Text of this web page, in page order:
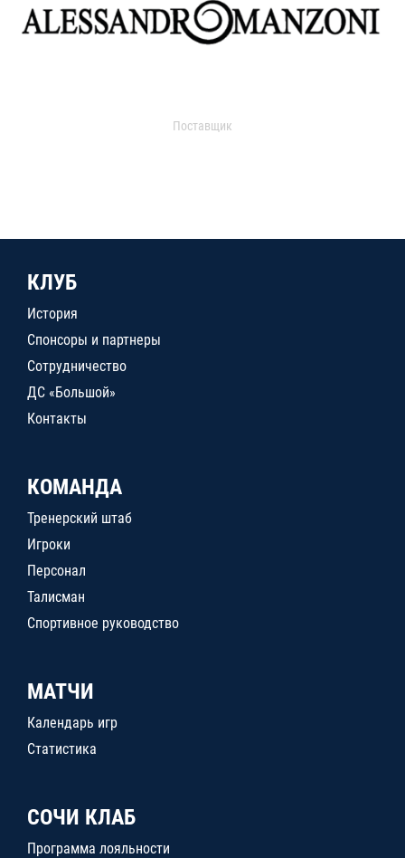
Поставщик
КЛУБ
История
Спонсоры и партнеры
Сотрудничество
ДС «Большой»
Контакты
КОМАНДА
Тренерский штаб
Игроки
Персонал
Талисман
Спортивное руководство
МАТЧИ
Календарь игр
Статистика
СОЧИ КЛАБ
Программа лояльности